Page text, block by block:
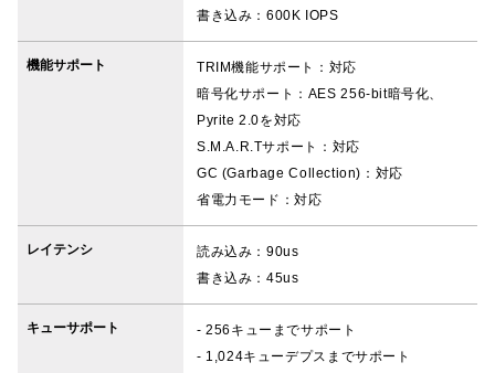
書き込み：600K IOPS
機能サポート
TRIM機能サポート：対応
暗号化サポート：AES 256-bit暗号化、
Pyrite 2.0を対応
S.M.A.R.Tサポート：対応
GC (Garbage Collection)：対応
省電力モード：対応
レイテンシ
読み込み：90us
書き込み：45us
キューサポート
- 256キューまでサポート
- 1,024キューデプスまでサポート